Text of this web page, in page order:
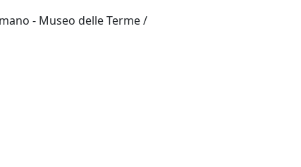
- Museo delle Terme /